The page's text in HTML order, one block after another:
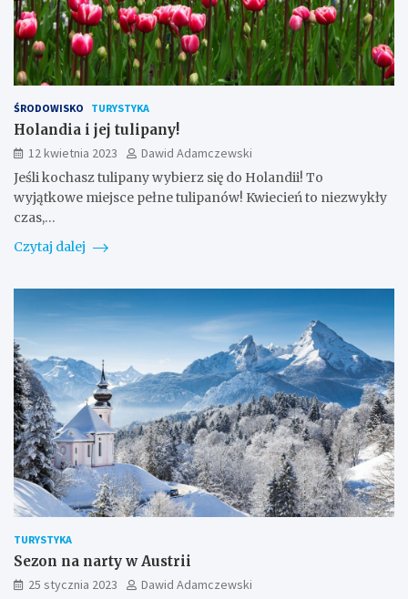
ŚRODOWISKO TURYSTYKA
Holandia i jej tulipany!
12 kwietnia 2023
Dawid Adamczewski
Jeśli kochasz tulipany wybierz się do Holandii! To
wyjątkowe miejsce pełne tulipanów! Kwiecień to niezwykły
czas,…
Czytaj dalej
TURYSTYKA
Sezon na narty w Austrii
25 stycznia 2023
Dawid Adamczewski